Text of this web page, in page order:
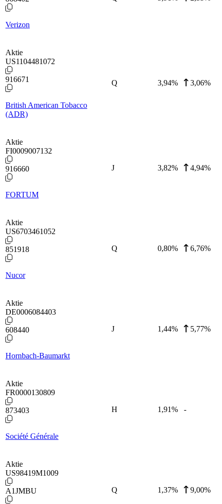
Verizon
Aktie
US1104481072
916671
British American Tobacco
(ADR)
Q 3,94% 3,06%
Aktie
FI0009007132
916660
FORTUM
J 3,82% 4,94%
Aktie
US6703461052
851918
Nucor
Q 0,80% 6,76%
Aktie
DE0006084403
608440
Hornbach-Baumarkt
J 1,44% 5,77%
Aktie
FR0000130809
873403
Société Générale
H 1,91% -
Aktie
US98419M1009
A1JMBU Q 1,37% 9,00%